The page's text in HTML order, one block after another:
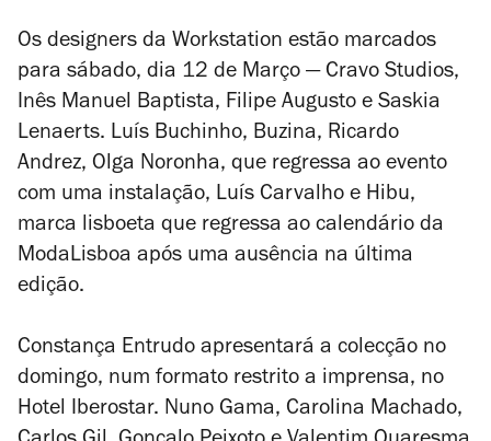
Os designers da Workstation estão marcados
para sábado, dia 12 de Março — Cravo Studios,
Inês Manuel Baptista, Filipe Augusto e Saskia
Lenaerts. Luís Buchinho, Buzina, Ricardo
Andrez, Olga Noronha, que regressa ao evento
com uma instalação, Luís Carvalho e Hibu,
marca lisboeta que regressa ao calendário da
ModaLisboa após uma ausência na última
edição.
Constança Entrudo apresentará a colecção no
domingo, num formato restrito a imprensa, no
Hotel Iberostar. Nuno Gama, Carolina Machado,